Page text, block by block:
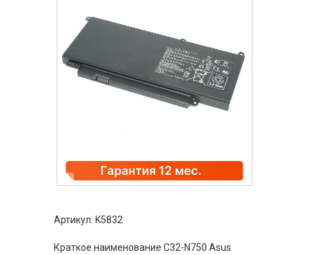
Артикул: K5832
Краткое наименование C32-N750 Asus